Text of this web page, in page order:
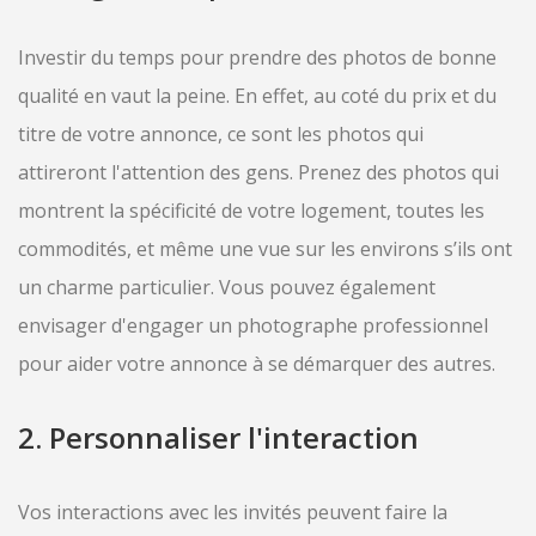
Investir du temps pour prendre des photos de bonne
qualité en vaut la peine. En effet, au coté du prix et du
titre de votre annonce, ce sont les photos qui
attireront l'attention des gens. Prenez des photos qui
montrent la spécificité de votre logement, toutes les
commodités, et même une vue sur les environs s’ils ont
un charme particulier. Vous pouvez également
envisager d'engager un photographe professionnel
pour aider votre annonce à se démarquer des autres.
2. Personnaliser l'interaction
Vos interactions avec les invités peuvent faire la